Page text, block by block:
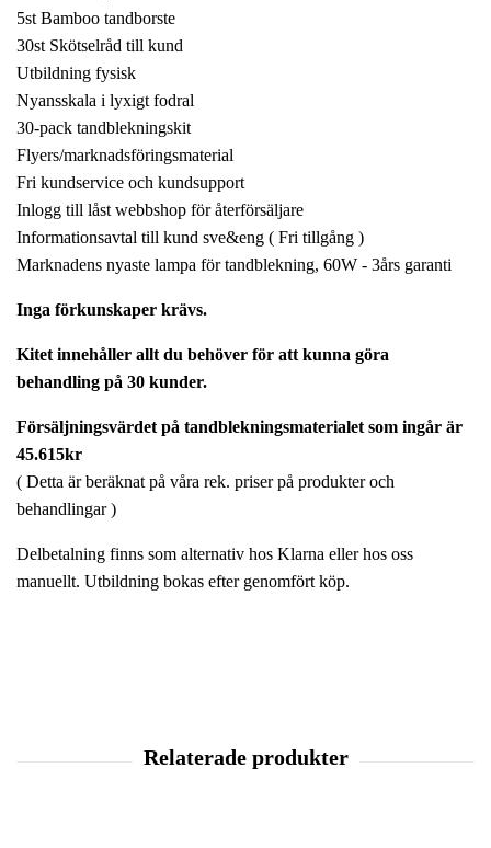
5st Bamboo tandborste
30st Skötselråd till kund
Utbildning fysisk
Nyansskala i lyxigt fodral
30-pack tandblekningskit
Flyers/marknadsföringsmaterial
Fri kundservice och kundsupport
Inlogg till låst webbshop för återförsäljare
Informationsavtal till kund sve&eng ( Fri tillgång )
Marknadens nyaste lampa för tandblekning, 60W - 3års garanti
Inga förkunskaper krävs.
Kitet innehåller allt du behöver för att kunna göra
behandling på 30 kunder.
Försäljningsvärdet på tandblekningsmaterialet som ingår är
45.615kr
( Detta är beräknat på våra rek. priser på produkter och
behandlingar )
Delbetalning finns som alternativ hos Klarna eller hos oss
manuellt. Utbildning bokas efter genomfört köp.